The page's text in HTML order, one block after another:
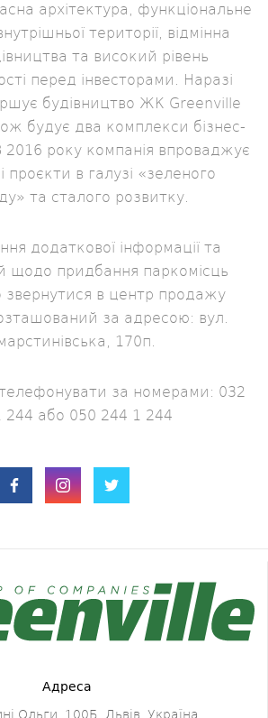
архітектура, функціональне
території, відмінна
та високий рівень
перед інвесторами. Наразі
будівництво ЖК Greenville
будує два комплекси бізнес-
2016 року компанія впроваджує
проєкти в галузі «зеленого
та сталого розвитку.
додаткової інформації та
щодо придбання паркомісць
в центр продажу
за адресою: вул.
170п.
за номерами: 032
244 або 050 244 1 244
Адреса
Ольги, 100Б, Львів, Україна